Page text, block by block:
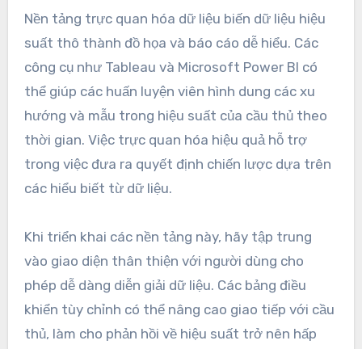
Nền tảng trực quan hóa dữ liệu biến dữ liệu hiệu
suất thô thành đồ họa và báo cáo dễ hiểu. Các
công cụ như Tableau và Microsoft Power BI có
thể giúp các huấn luyện viên hình dung các xu
hướng và mẫu trong hiệu suất của cầu thủ theo
thời gian. Việc trực quan hóa hiệu quả hỗ trợ
trong việc đưa ra quyết định chiến lược dựa trên
các hiểu biết từ dữ liệu.
Khi triển khai các nền tảng này, hãy tập trung
vào giao diện thân thiện với người dùng cho
phép dễ dàng diễn giải dữ liệu. Các bảng điều
khiển tùy chỉnh có thể nâng cao giao tiếp với cầu
thủ, làm cho phản hồi về hiệu suất trở nên hấp